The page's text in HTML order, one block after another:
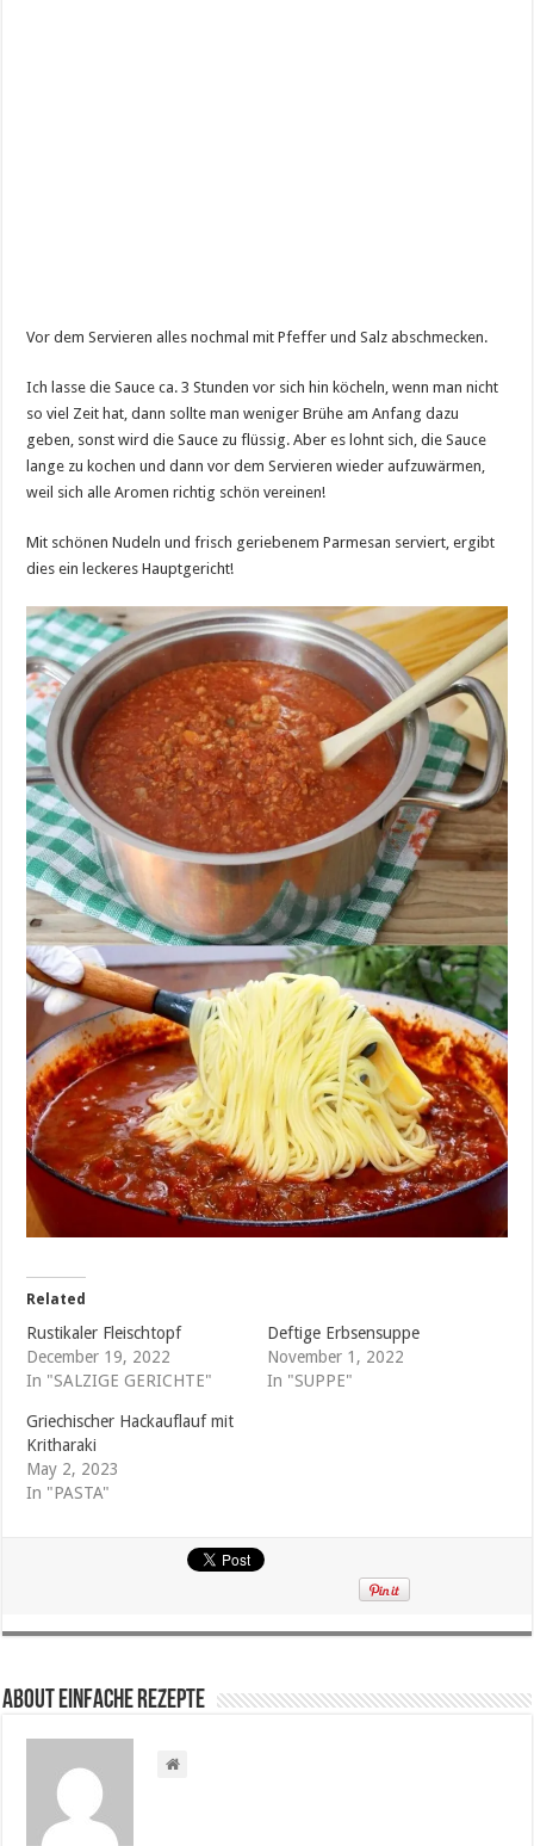
Vor dem Servieren alles nochmal mit Pfeffer und Salz abschmecken.
Ich lasse die Sauce ca. 3 Stunden vor sich hin köcheln, wenn man nicht
so viel Zeit hat, dann sollte man weniger Brühe am Anfang dazu
geben, sonst wird die Sauce zu flüssig. Aber es lohnt sich, die Sauce
lange zu kochen und dann vor dem Servieren wieder aufzuwärmen,
weil sich alle Aromen richtig schön vereinen!
Mit schönen Nudeln und frisch geriebenem Parmesan serviert, ergibt
dies ein leckeres Hauptgericht!
Related
Rustikaler Fleischtopf
December 19, 2022
In "SALZIGE GERICHTE"
Deftige Erbsensuppe
November 1, 2022
In "SUPPE"
Griechischer Hackauflauf mit
Kritharaki
May 2, 2023
In "PASTA"
About Einfache Rezepte